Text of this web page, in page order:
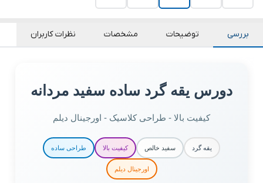
بررسی توضیحات مشخصات نظرات کاربران
دورس یقه گرد ساده سفید مردانه
کیفیت بالا - طراحی کلاسیک - اورجینال دیلم
یقه گرد سفید خالص کیفیت بالا طراحی ساده
اورجینال دیلم